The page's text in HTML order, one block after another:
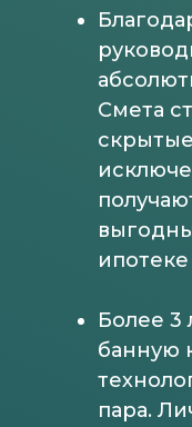
Смета
Более 3
банную
пара.